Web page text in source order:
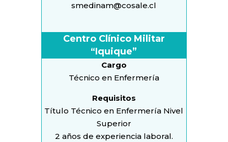
smedinam@cosale.cl
Centro Clínico Militar
“Iquique”
Cargo
Técnico en Enfermería
Requisitos
Título Técnico en Enfermería Nivel
Superior
2 años de experiencia laboral.